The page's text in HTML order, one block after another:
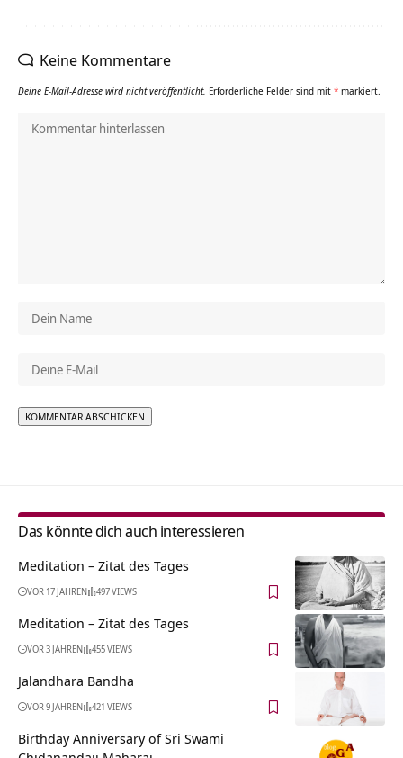
Keine Kommentare
Deine E-Mail-Adresse wird nicht veröffentlicht. Erforderliche Felder sind mit * markiert.
Das könnte dich auch interessieren
Meditation – Zitat des Tages
VOR 17 JAHREN 497 VIEWS
Meditation – Zitat des Tages
VOR 3 JAHREN 455 VIEWS
Jalandhara Bandha
VOR 9 JAHREN 421 VIEWS
Birthday Anniversary of Sri Swami